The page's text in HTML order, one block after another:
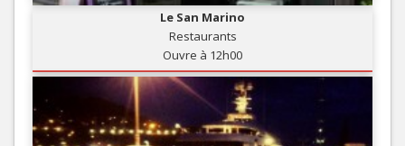
Le San Marino
Restaurants
Ouvre à 12h00